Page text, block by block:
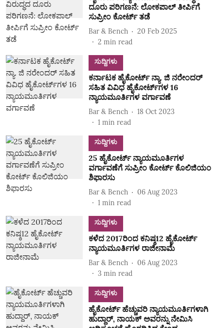
ದೂರು ಪರಿಗಣನೆ: ಲೋಕಪಾಲ್ ತೀರ್ಪಿಗೆ
ಸುಪ್ರೀಂ ಕೋರ್ಟ್ ತಡೆ
Bar & Bench
20 Feb 2025
2 min read
ಸುದ್ದಿಗಳು
ಕರ್ನಾಟಕ ಹೈಕೋರ್ಟ್‌ ನ್ಯಾ. ಜಿ ನರೇಂದರ್
ಸಹಿತ ವಿವಿಧ ಹೈಕೋರ್ಟ್‌ಗಳ 16
ನ್ಯಾಯಮೂರ್ತಿಗಳ ವರ್ಗಾವಣೆ
Bar & Bench
18 Oct 2023
1 min read
ಸುದ್ದಿಗಳು
25 ಹೈಕೋರ್ಟ್ ನ್ಯಾಯಮೂರ್ತಿಗಳ
ವರ್ಗಾವಣೆಗೆ ಸುಪ್ರೀಂ ಕೋರ್ಟ್ ಕೊಲಿಜಿಯಂ
ಶಿಫಾರಸು
Bar & Bench
06 Aug 2023
1 min read
ಸುದ್ದಿಗಳು
ಕಳೆದ 2017ರಿಂದ ಕನಿಷ್ಠ12 ಹೈಕೋರ್ಟ್
ನ್ಯಾಯಮೂರ್ತಿಗಳ ರಾಜೀನಾಮೆ
Bar & Bench
06 Aug 2023
3 min read
ಸುದ್ದಿಗಳು
ಹೈಕೋರ್ಟ್‌ ಹೆಚ್ಚುವರಿ ನ್ಯಾಯಮೂರ್ತಿಗಳಾಗಿ
ಹುದ್ದಾರ್‌, ನಾಯಕ್‌ ಅವರನ್ನು ನೇಮಿಸಿ